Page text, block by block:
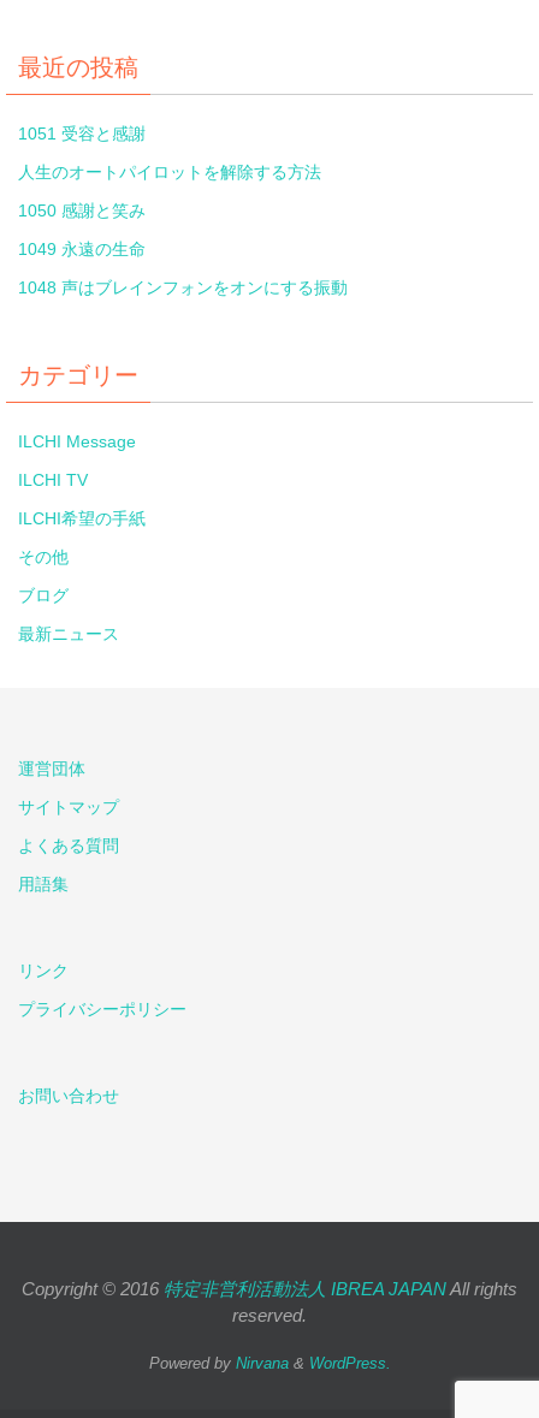
最近の投稿
1051 受容と感謝
人生のオートパイロットを解除する方法
1050 感謝と笑み
1049 永遠の生命
1048 声はブレインフォンをオンにする振動
カテゴリー
ILCHI Message
ILCHI TV
ILCHI希望の手紙
その他
ブログ
最新ニュース
運営団体
サイトマップ
よくある質問
用語集
リンク
プライバシーポリシー
お問い合わせ
Copyright © 2016 特定非営利活動法人 IBREA JAPANAll rights
reserved.
Powered by Nirvana& WordPress.